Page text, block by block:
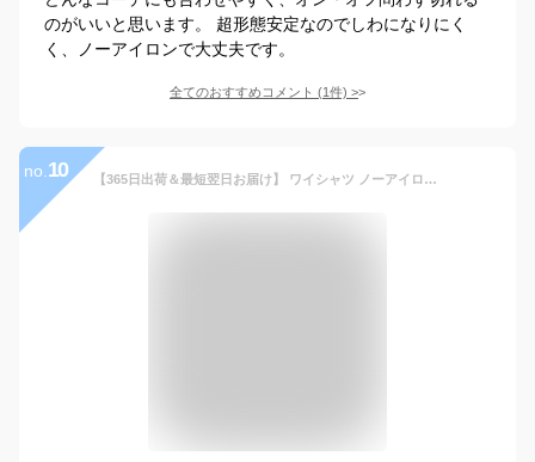
のがいいと思います。 超形態安定なのでしわになりにく
く、ノーアイロンで大丈夫です。
全てのおすすめコメント (1件) >
no. 10 【365日出荷＆最短翌日お届け】 ワイシャツ ノーアイロン 2枚セット 4880円 長袖 ストレッチ 速乾 Yシャツ 形態安定 メンズ カッターシャツ ビジネス ビジネスシャツ ドレスシャツ ボタンダウン レギュラーカラー ワイドカラー 春夏 シャツマート SS